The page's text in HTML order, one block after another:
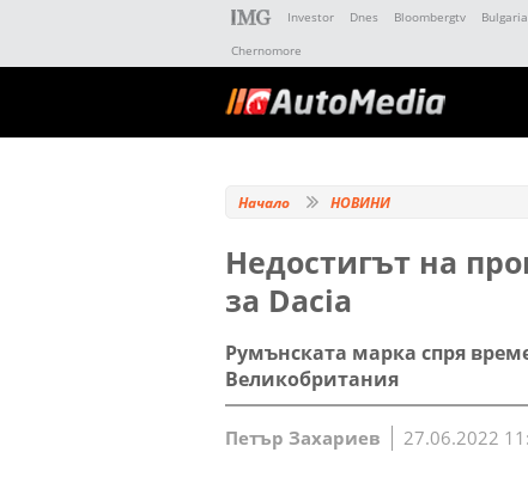
Investor Dnes Bloombergtv
Chernomore
Начало НОВИНИ
Недостигът на
за Dacia
Румънската марка спря
Великобритания
Петър Захариев 27.06.2022